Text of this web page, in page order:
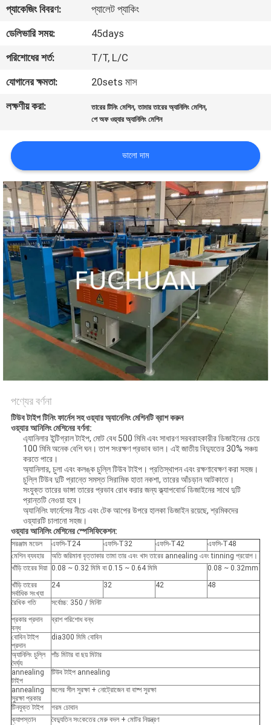
কারখানা
পরিদর্শন
গুণমান
নিয়ন্ত্রণ
আমাদের
সাথে
যোগাযোগ
খবর
মামলা
সাইট
ম্যাপ
POLICY
প্যাকেজিং বিবরণ:
প্যালেট প্যাকিং
ডেলিভারি সময়:
45days
পরিশোধের শর্ত:
T/T, L/C
যোগানের ক্ষমতা:
20sets মাস
লক্ষণীয় করা:
তারের টিনিং মেশিন,তামার তারের অ্যানিলিং মেশিন,
পে অফ ওয়্যার অ্যানিলিং মেশিন
ভালো দাম
পণ্যের বর্ণনা
টিউব টাইপ টিনিং ফার্নেস সহ ওয়্যার অ্যানেলিং মেশিনটি ব্রাশ করুন
ওয়্যার আনিলিং মেশিনের বর্ণনা:
এ্যানিলার ইন্টিগ্রাল টাইপ, মোট বেধ 500 মিমি এবং সাধারণ সরবরাহকারীর ডিজাইনের চেয়ে
100 মিমি অনেক বেশি ঘন। তাপ সংরক্ষণ প্রভাব ভাল। এই জাতীয় বিদ্যুতের 30% সঞ্চয়
করতে পারে।
অ্যানিলার, চুলা এবং কলঙ্ক চুল্লি টিউব টাইপ। প্রতিস্থাপন এবং রক্ষণাবেক্ষণ করা সহজ।
চুল্লি টিউব দুটি প্রান্তে সমস্ত সিরামিক হাতা নকশা, তারের আঁচড়ান আটকাতে।
সংযুক্ত তারের ভাঙ্গা তারের প্রভাব রোধ করার জন্য ক্ল্যাপবোর্ড ডিজাইনের সাথে দুটি
প্রান্তটি নেওয়া হবে।
অ্যানিলিং ফার্নেসের নীচে এবং টেক আপের উপরে হালকা ডিজাইন রয়েছে, শ্রমিকদের
ওয়্যারটি চালানো সহজ।
ওয়্যার আনিলিং মেশিনের স্পেসিফিকেশন:
সরঞ্জাম মডেল এফসি-T24 এফসি-T32 এফসি-T42
এফসি-T48
মেশিন ব্যবহার
অতি জরিমানা বৃত্তাকার তামা তার এবং খাদ তারের annealing এবং tinning প্রয়োগ।
খাঁড়ি তারের দিয়া 0.08 ~ 0.32 মিমি বা 0.15 ~ 0.64 মিমি
0.08 ~ 0.32mm
খাঁড়ি তারের
সর্বাধিক সংখ্যা
24 32 42 48
রৈখিক গতি
সর্বোচ্চ: 350 / মিনিট
প্রকার প্রদান
বন্ধ
ব্রাশ পরিশোধ বন্ধ
বোবিন টাইপ
প্রদান
dia300 মিমি বোবিন
অ্যানিলিং চুল্লি
দৈর্ঘ্য
পাঁচ মিটার বা ছয় মিটার
annealing
টাইপ
টিউব টাইপ annealing
annealing
সুরক্ষা প্রকার
জলের সীল সুরক্ষা + নোট্রোজেন বা বাষ্প সুরক্ষা
টিনযুক্ত টাইপ
গরম চোবান
ক্যাপস্তান
বৈদ্যুতিন সংকেতের মেরু বদল + মোটর নিয়ন্ত্রণ